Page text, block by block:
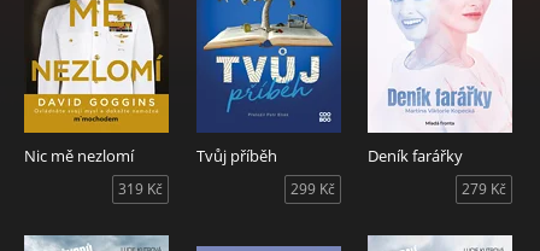
Nic mě nezlomí
319 Kč
Tvůj příběh
299 Kč
Deník farářky
279 Kč